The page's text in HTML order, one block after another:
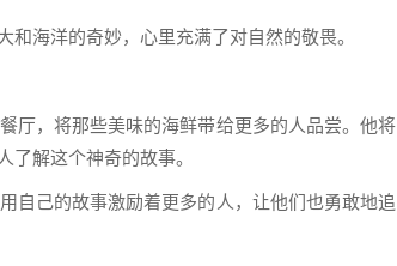
海洋的奇妙，心里充满了对自然的敬畏。
厅，将那些美味的海鲜带给更多的人品尝。他将
了解这个神奇的故事。
自己的故事激励着更多的人，让他们也勇敢地追